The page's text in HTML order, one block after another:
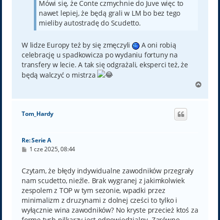
Mówi się, że Conte czmychnie do Juve więc to
nawet lepiej, że będą grali w LM bo bez tego
mieliby autostradę do Scudetto.
W lidze Europy też by się zmęczyli
A oni robią
celebrację u spadkowicza po wydaniu fortuny na
transfery w lecie. A tak się odgrażali, eksperci też, że
będą walczyć o mistrza
g
Tom_Hardy
Re: Serie A
P
t
1 cze 2025, 08:44
Czytam, że błędy indywidualne zawodników przegrały
nam scudetto, nieźle. Brak wygranej z jakimkolwiek
zespolem z TOP w tym sezonie, wpadki przez
minimalizm z druzynami z dolnej cześci to tylko i
wyłącznie wina zawodników? No kryste przecież ktoś za